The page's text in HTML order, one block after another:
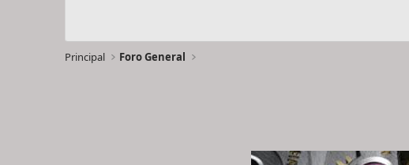
Principal Foro General